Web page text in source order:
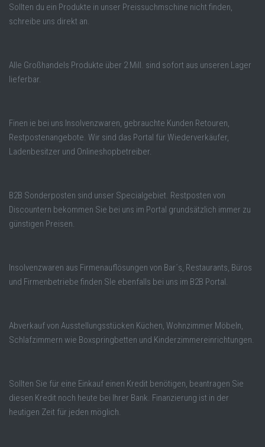
Sollten du ein Produkte in unser Preissuchmschine nicht finden,
schreibe uns direkt an.
Alle Großhandels Produkte über 2 Mill. sind sofort aus unseren Lager
lieferbar.
Finen ie bei uns Insolvenzwaren, gebrauchte Kunden Retouren,
Restpostenangebote. Wir sind das Portal für Wiederverkäufer,
Ladenbesitzer und Onlineshopbetreiber.
B2B Sonderposten sind unser Specialgebiet. Restposten von
Discountern bekommen Sie bei uns im Portal grundsätzlich immer zu
günstigen Preisen.
Insolvenzwaren aus Firmenauflösungen von Bar´s, Restaurants, Büros
und Firmenbetriebe finden SIe ebenfalls bei uns im B2B Portal.
Abverkauf von Ausstellungsstücken Küchen, Wohnzimmer Möbeln,
Schlafzimmern wie Boxspringbetten und Kinderzimmereinrichtungen.
Sollten Sie für eine Einkauf einen Kredit benötigen, beantragen Sie
diesen Kredit noch heute bei Ihrer Bank. Finanzierung ist in der
heutigen Zeit für jeden möglich.